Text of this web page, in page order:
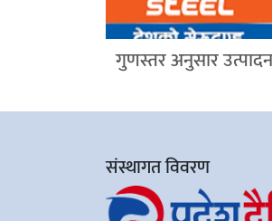
गुणस्तर अनुसार
संस्थागत विवरण